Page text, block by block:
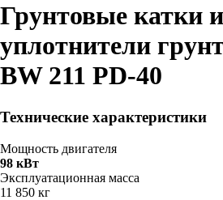
Грунтовые катки и
уплотнители
BW 211 PD-40
Технические характеристики
Мощность двигателя
98 кВт
Эксплуатационная масса
11 850 кг